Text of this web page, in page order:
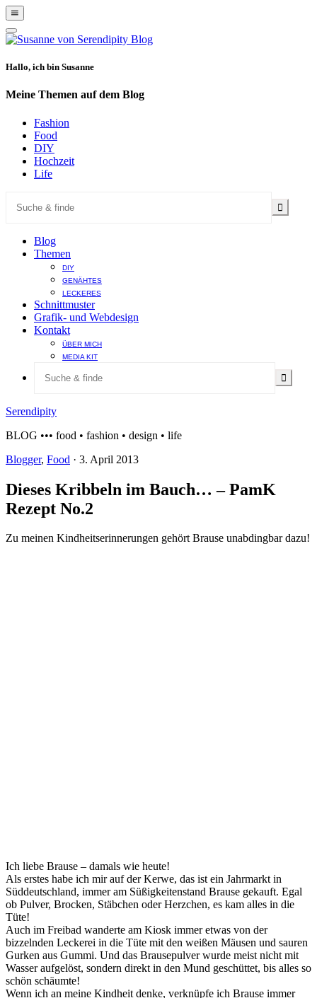
Show
Offscreen
Content
Hide
Offscreen
Hallo, ich bin Susanne
Meine Themen auf dem Blog
Fashion
Food
DIY
Hochzeit
Life
Blog
Themen
DIY
GENÄHTES
LECKERES
Schnittmuster
Grafik- und Webdesign
Kontakt
ÜBER MICH
MEDIA KIT
Serendipity
BLOG ••• food • fashion • design • life
Blogger, Food · 3. April 2013
Dieses Kribbeln im Bauch… – PamK
Rezept No.2
Zu meinen Kindheitserinnerungen gehört Brause unabdingbar dazu!
Ich liebe Brause – damals wie heute!
Als erstes habe ich mir auf der Kerwe, das ist ein Jahrmarkt in
Süddeutschland, immer am Süßigkeitenstand Brause gekauft. Egal
ob Pulver, Brocken, Stäbchen oder Herzchen, es kam alles in die
Tüte!
Auch im Freibad wanderte am Kiosk immer etwas von der
bizzelnden Leckerei in die Tüte mit den weißen Mäusen und sauren
Gurken aus Gummi. Und das Brausepulver wurde meist nicht mit
Wasser aufgelöst, sondern direkt in den Mund geschüttet, bis alles so
schön schäumte!
Wenn ich an meine Kindheit denke, verknüpfe ich Brause immer